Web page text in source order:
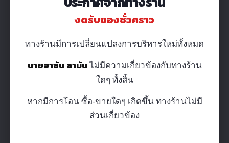
งดรับของชั่วคราว
ทางร้านมีการเปลี่ยนแปลงการบริหารใหม่ทั้งหมด
นายฮาซัน ลามันไม่มีความเกี่ยวข้องกับทางร้าน
ใดๆ ทั้งสิ้น
หากมีการโอน ซื้อ-ขายใดๆ เกิดขึ้น ทางร้านไม่มี
ส่วนเกี่ยวข้อง